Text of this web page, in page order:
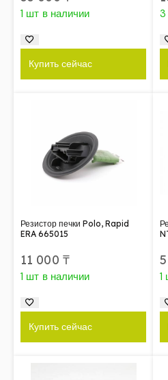
1 шт в наличии
Купить сейчас
3
Резистор печки Polo, Rapid
ERA 665015
11 000 ₸
1 шт в наличии
Купить сейчас
1